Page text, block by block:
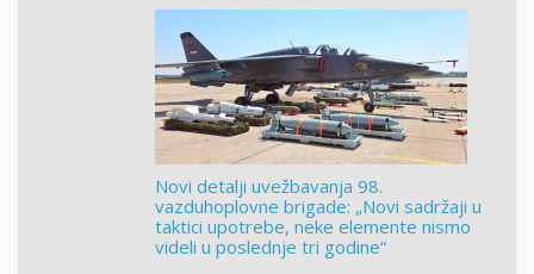
Novi detalji uvežbavanja 98.
vazduhoplovne brigade: „Novi sadržaji u
taktici upotrebe, neke elemente nismo
videli u poslednje tri godine“